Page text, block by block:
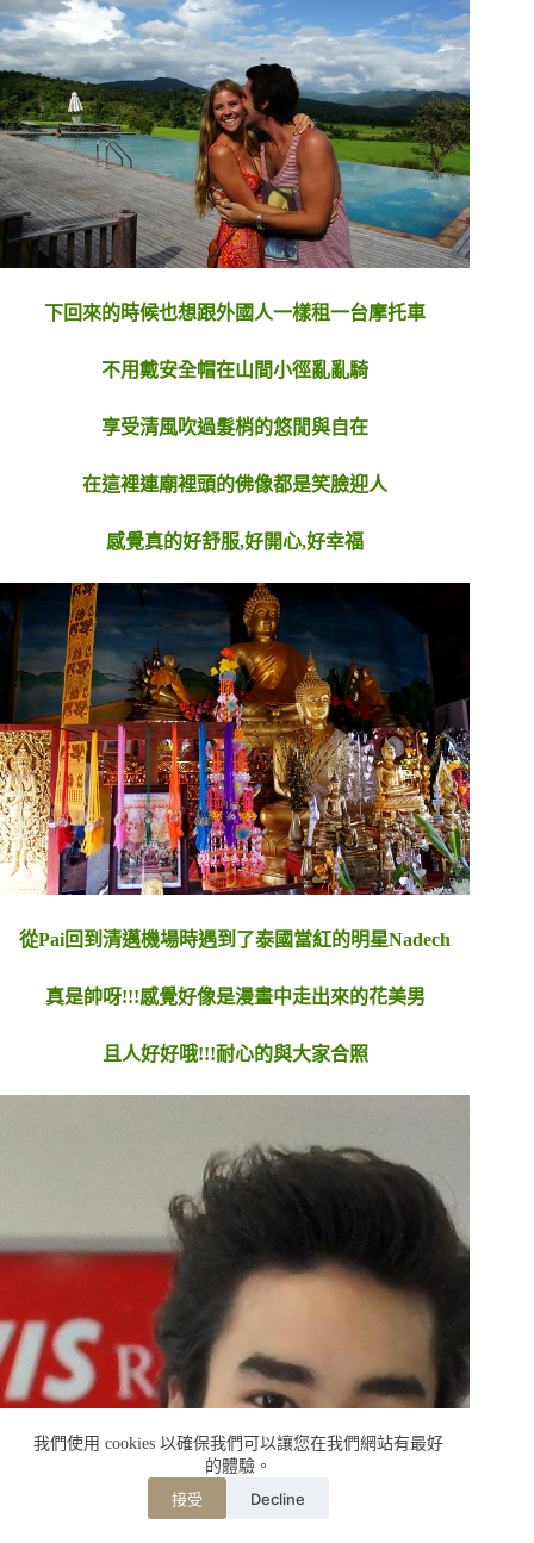
我們使用 cookies 以確保我們可以讓您在我們網站有最好
的體驗。
接受 Decline
下回來的時候也想跟外國人一樣租一台摩托車
不用戴安全帽在山間小徑亂亂騎
享受清風吹過髮梢的悠閒與自在
在這裡連廟裡頭的佛像都是笑臉迎人
感覺真的好舒服,好開心,好幸福
從Pai回到清邁機場時遇到了泰國當紅的明星Nadech
真是帥呀!!!感覺好像是漫畫中走出來的花美男
且人好好哦!!!耐心的與大家合照